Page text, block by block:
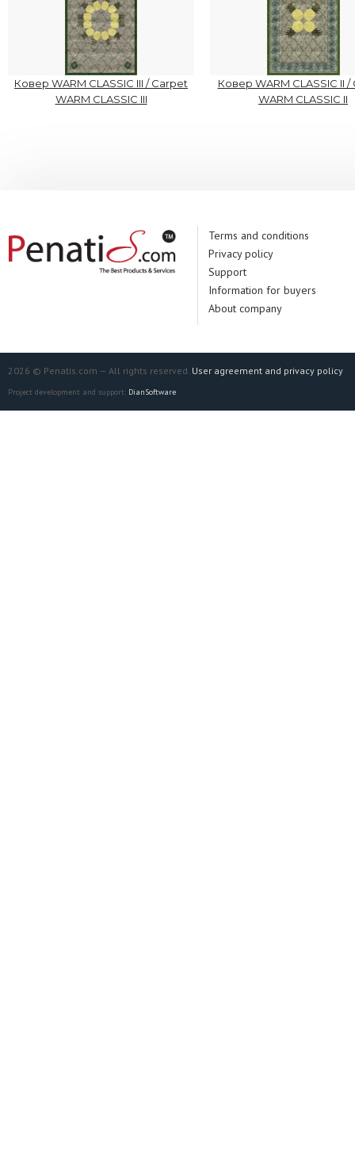
Ковер WARM CLASSIC III / Carpet
WARM CLASSIC III
Ковер WARM CLASSIC II
WARM CLASSIC II
Terms and conditions
Privacy policy
Support
Information for buyers
About company
2026 © Penatis.com — All rights reserved. User agreement and privacy policy
Project development and support: DianSoftware